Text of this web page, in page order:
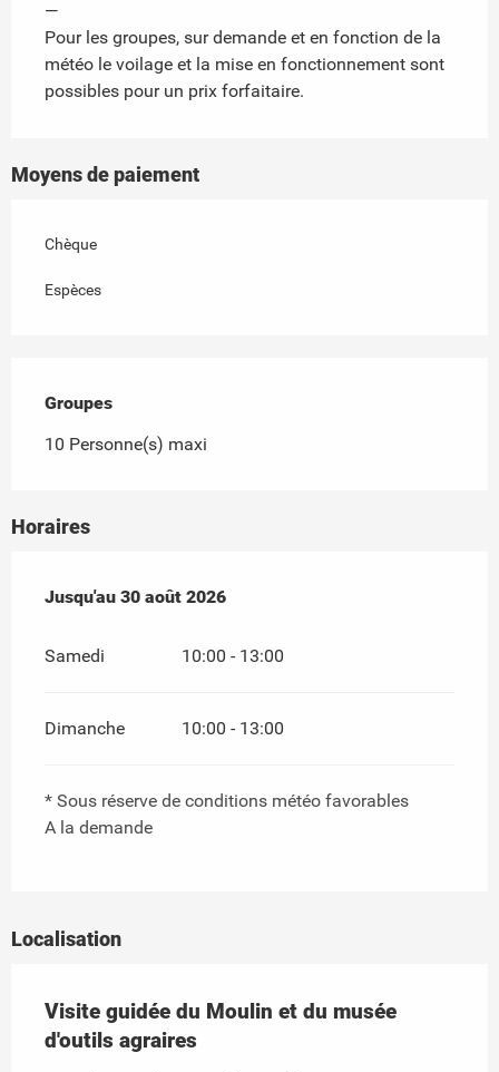
—
Pour les groupes, sur demande et en fonction de la
météo le voilage et la mise en fonctionnement sont
possibles pour un prix forfaitaire.
Moyens de paiement
Chèque
Espèces
Groupes
Groupes
10 Personne(s) maxi
Horaires
Du1 juillet 2026au30 août 2026
Jusqu'au 30 août 2026
Samedi 10:00 - 13:00
Dimanche 10:00 - 13:00
* Sous réserve de conditions météo favorables
A la demande
Localisation
Visite guidée du Moulin et du musée
d'outils agraires